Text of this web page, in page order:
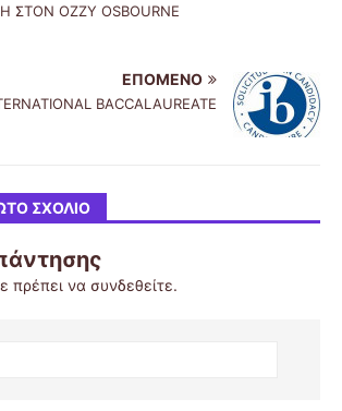
ΣΤΟΝ OZZY OSBOURNE
ΕΠΌΜΕΝΟ
BACCALAUREATE
ΣΧΌΛΙΟ
πρέπει να συνδεθείτε.